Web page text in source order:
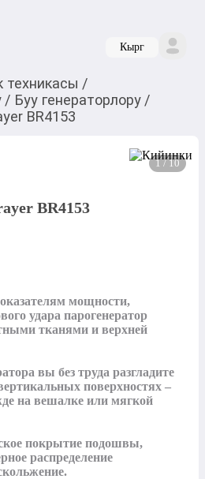
Кырг
техникасы /
/ Буу генераторлору /
BR4153
1 / 10
BR4153
мощности,
удара парогенератор
тканями и верхней
вы без труда разгладите
поверхностях –
на вешалке или мягкой
покрытие подошвы,
распределение